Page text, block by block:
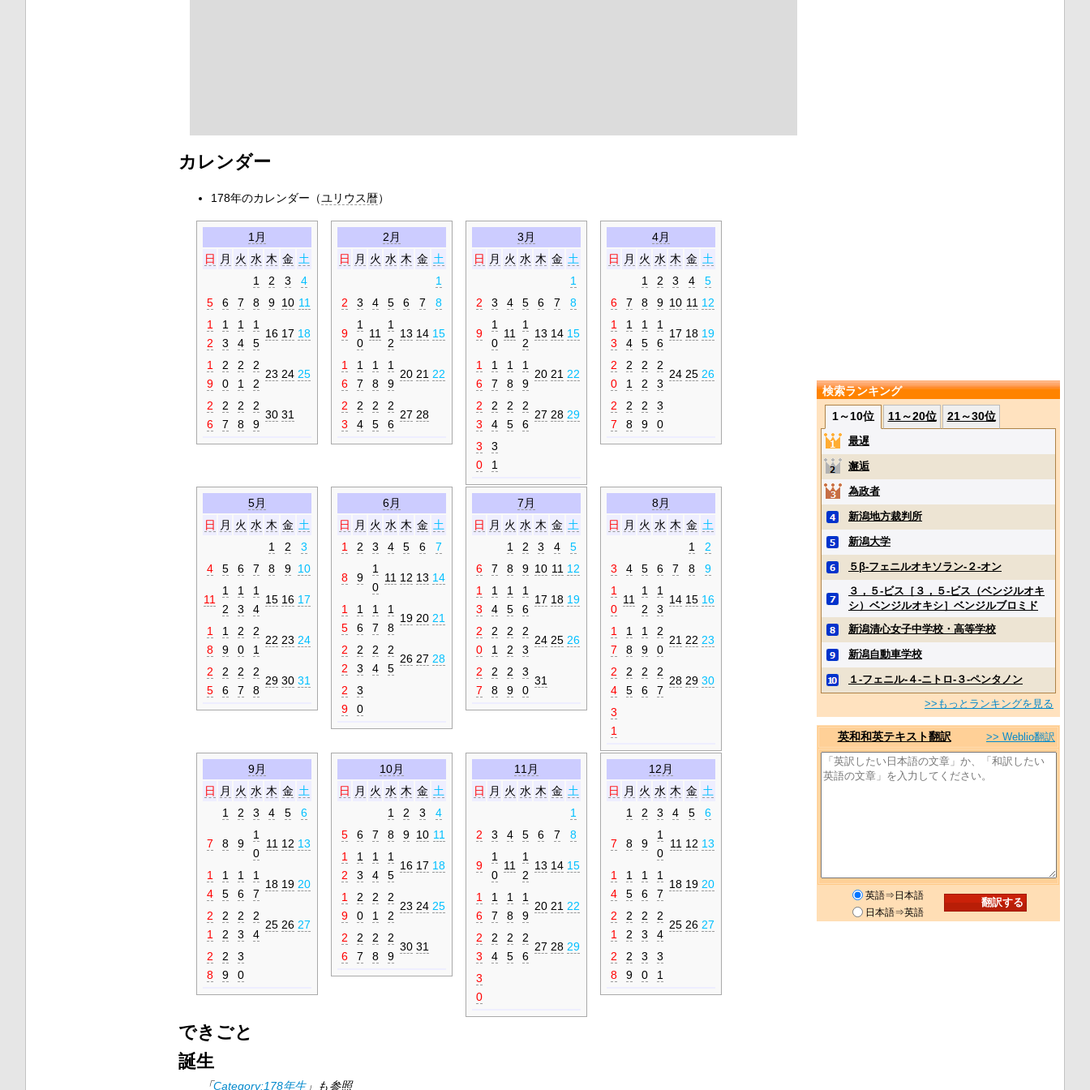
カレンダー
178年のカレンダー（ユリウス暦）
1月
日
月 火 水 木 金 土
1
2 3
4
5
6 7 8 9 10 11
1
2
1
3
1
4
1
5
16 17 18
1
9
2
0
2
1
2
2
23 24 25
2
6
2
7
2
8
2
9
30 31
2月
日
月 火 水 木 金 土
1
2
3 4 5 6 7 8
9
1
0
11
1
2
13 14 15
1
6
1
7
1
8
1
9
20 21 22
2
3
2
4
2
5
2
6
27 28
3月
日
月 火 水 木 金 土
1
2
3 4 5 6 7 8
9
1
0
11
1
2
13 14 15
1
6
1
7
1
8
1
9
20 21 22
2
3
2
4
2
5
2
6
27 28 29
3
0
3
1
4月
日
月 火 水 木 金 土
1
2 3 4
5
6
7 8 9 10 11 12
1
3
1
4
1
5
1
6
17 18 19
2
0
2
1
2
2
2
3
24 25 26
2
7
2
8
2
9
3
0
5月
日
月 火 水 木 金 土
1
2
3
4
5 6 7 8 9 10
11
1
2
1
3
1
4
15 16 17
1
8
1
9
2
0
2
1
22 23 24
2
5
2
6
2
7
2
8
29 30 31
6月
日
月 火 水 木 金 土
1
2 3 4 5 6 7
8 9
1
0
11 12 13 14
1
5
1
6
1
7
1
8
19 20 21
2
2
2
3
2
4
2
5
26 27 28
2
9
3
0
7月
日
月 火 水 木 金 土
1
2 3 4
5
6
7 8 9 10 11 12
1
3
1
4
1
5
1
6
17 18 19
2
0
2
1
2
2
2
3
24 25 26
2
7
2
8
2
9
3
0
31
8月
日
月 火 水 木 金 土
1
2
3
4 5 6 7 8
9
1
0
11
1
2
1
3
14 15 16
1
7
1
8
1
9
2
0
21 22 23
2
4
2
5
2
6
2
7
28 29 30
3
1
9月
日
月 火 水 木 金 土
1
2 3 4 5 6
7 8 9
1
0
11 12 13
1
4
1
5
1
6
1
7
18 19 20
2
1
2
2
2
3
2
4
25 26 27
2
8
2
9
3
0
10月
日
月 火 水 木 金 土
1
2 3
4
5
6 7 8 9 10 11
1
2
1
3
1
4
1
5
16 17 18
1
9
2
0
2
1
2
2
23 24 25
2
6
2
7
2
8
2
9
30 31
11月
日
月 火 水 木 金 土
1
2
3 4 5 6 7 8
9
1
0
11
1
2
13 14 15
1
6
1
7
1
8
1
9
20 21 22
2
3
2
4
2
5
2
6
27 28 29
3
0
12月
日
月 火 水 木 金 土
1
2 3 4 5 6
7 8 9
1
0
11 12 13
1
4
1
5
1
6
1
7
18 19 20
2
1
2
2
2
3
2
4
25 26 27
2
8
2
9
3
0
3
1
できごと
誕生
「Category:178年生」も参照
検索ランキング
1～10位
11～20位 21～30位
最遅
邂逅
為政者
新潟地方裁判所
新潟大学
５β‐フェニルオキソラン‐２‐オン
３，５‐ビス［３，５‐ビス（ベンジルオキ
シ）ベンジルオキシ］ベンジルブロミド
新潟清心女子中学校・高等学校
新潟自動車学校
１‐フェニル‐４‐ニトロ‐３‐ペンタノン
>>もっとランキングを見る
英和和英テキスト翻訳 >> Weblio翻訳
英語⇒日本語
日本語⇒英語